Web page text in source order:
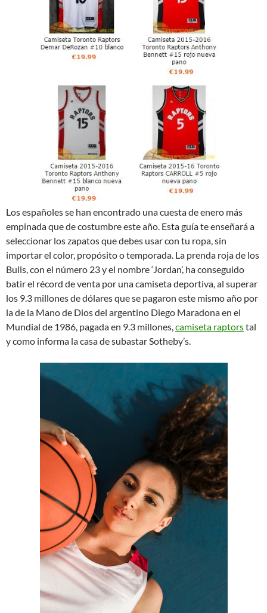
Los españoles se han encontrado una cuesta de enero más
empinada que de costumbre este año. Esta guía te enseñará a
seleccionar los zapatos que debes usar con tu ropa, sin
importar el color, propósito o temporada. La prenda roja de los
Bulls, con el número 23 y el nombre ‘Jordan’, ha conseguido
batir el récord de venta por una camiseta deportiva, al superar
los 9.3 millones de dólares que se pagaron este mismo año por
la de la Mano de Dios del argentino Diego Maradona en el
Mundial de 1986, pagada en 9.3 millones, camiseta raptorstal
y como informa la casa de subastar Sotheby’s.